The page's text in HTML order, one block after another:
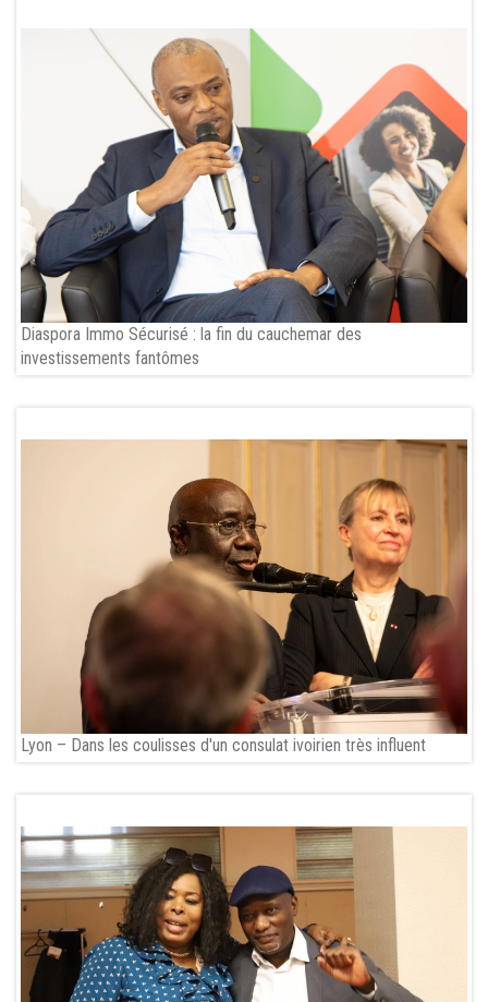
Diaspora Immo Sécurisé : la fin du cauchemar des
investissements fantômes
Lyon – Dans les coulisses d'un consulat ivoirien très influent